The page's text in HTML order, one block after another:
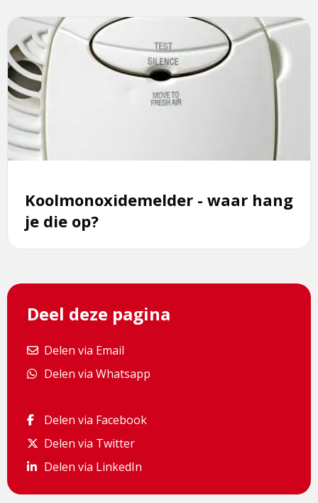
Koolmonoxidemelder - waar hang
je die op?
Lees
meer
over
Koolmonoxidemelder
-
waar
hang
je
die
Deel deze pagina
Delen via Email
Delen via Email
Delen via Whatsapp
Delen via Whatsapp
Delen via Facebook
Delen via Facebook
Delen via Twitter
Delen via Twitter
Delen via LinkedIn
Delen via LinkedIn